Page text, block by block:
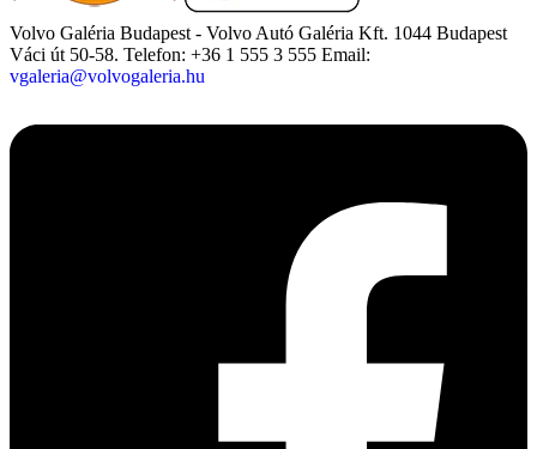
Volvo Galéria Budapest - Volvo Autó Galéria Kft. 1044 Budapest
Váci út 50-58. Telefon: +36 1 555 3 555 Email:
vgaleria@volvogaleria.hu